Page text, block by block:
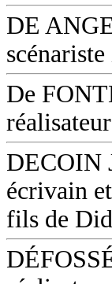
DE
De
DECOIN
écrivain
fils de